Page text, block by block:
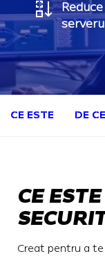
CE ESTE DE CE
CE
Creat pentru a te